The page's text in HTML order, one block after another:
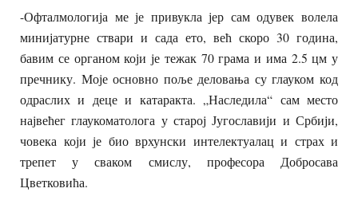
-Офталмологија ме је привукла јер сам одувек волела
минијатурне ствари и сада ето, већ скоро 30 година,
бавим се органом који је тежак 70 грама и има 2.5 цм у
пречнику. Моје основно поље деловања су глауком код
одраслих и деце и катаракта. „Наследила“ сам место
највећег глаукоматолога у старој Југославији и Србији,
човека који је био врхунски интелектуалац и страх и
трепет у сваком смислу, професора Добросава
Цветковића.